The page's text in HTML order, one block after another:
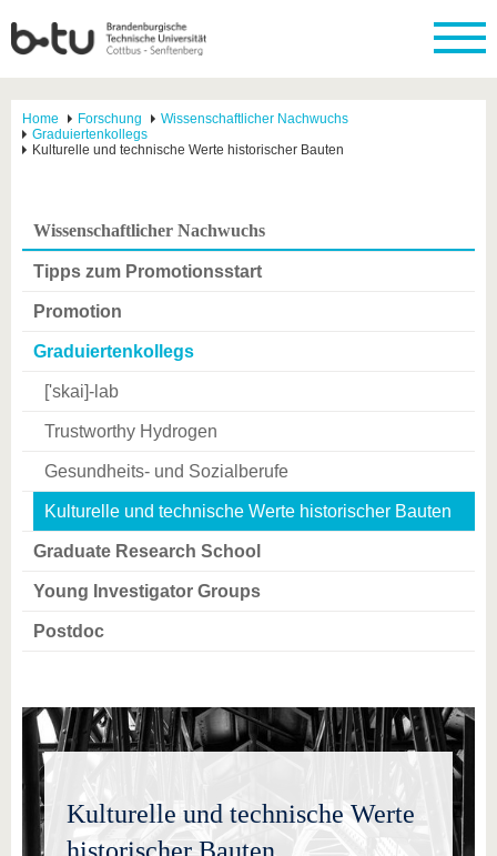
Home Forschung
Wissenschaftlicher Nachwuchs
Graduiertenkollegs
Kulturelle und technische Werte historischer Bauten
Wissenschaftlicher Nachwuchs
Tipps zum Promotionsstart
Promotion
Graduiertenkollegs
['skai]-lab
Trustworthy Hydrogen
Gesundheits- und Sozialberufe
Kulturelle und technische Werte historischer Bauten
Graduate Research School
Young Investigator Groups
Postdoc
Kulturelle und technische Werte